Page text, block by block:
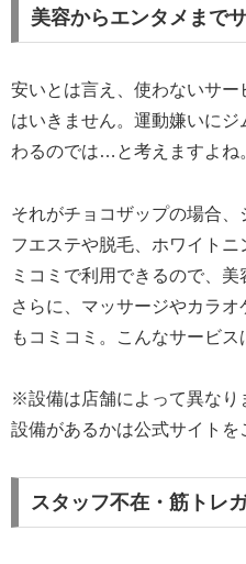
美容からエンタメまで
安いとは言え、使わないサ
はいきません。運動嫌いに
わるのでは…と考えますよね
それがチョコザップの場合
フエステや脱毛、ホワイト
ミコミで利用できるので、
さらに、マッサージやカラ
もコミコミ。こんなサービス
※設備は店舗によって異なり
設備があるかは公式サイトを
スタッフ不在・筋トレ